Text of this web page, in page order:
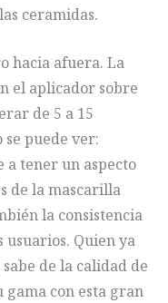
ceramidas.
hacia afuera. La
el aplicador sobre
de 5 a 15
puede ver:
a tener un aspecto
de la mascarilla
la consistencia
usuarios. Quien ya
de la calidad de
con esta gran